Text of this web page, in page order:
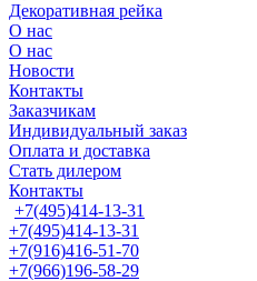
Декоративная рейка
О нас
О нас
Новости
Контакты
Заказчикам
Индивидуальный заказ
Оплата и доставка
Стать дилером
Контакты
+7(495)414-13-31
+7(495)414-13-31
+7(916)416-51-70
+7(966)196-58-29